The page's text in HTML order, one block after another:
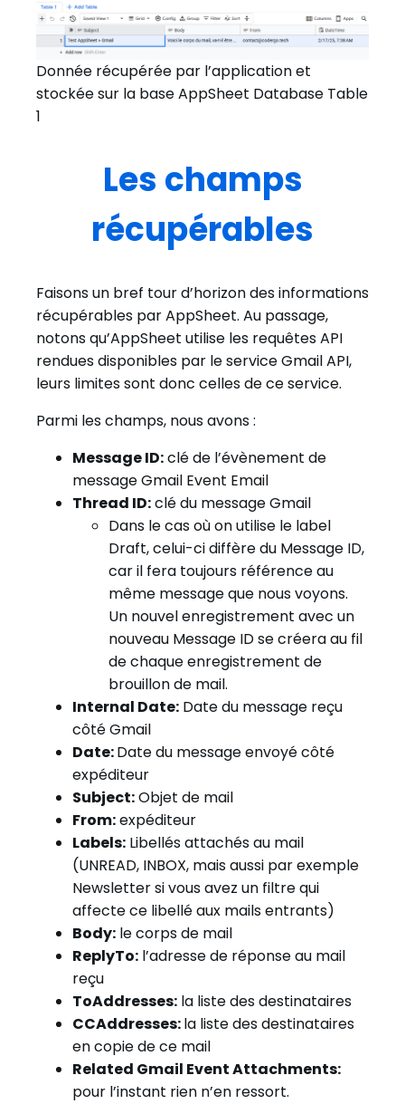
Donnée récupérée par l’application et
stockée sur la base AppSheet Database Table
1
Les champs
récupérables
Faisons un bref tour d’horizon des informations
récupérables par AppSheet. Au passage,
notons qu’AppSheet utilise les requêtes API
rendues disponibles par le service Gmail API,
leurs limites sont donc celles de ce service.
Parmi les champs, nous avons :
Message ID:clé de l’évènement de
message Gmail Event Email
Thread ID:clé du message Gmail
Dans le cas où on utilise le label
Draft, celui-ci diffère du Message ID,
car il fera toujours référence au
même message que nous voyons.
Un nouvel enregistrement avec un
nouveau Message ID se créera au fil
de chaque enregistrement de
brouillon de mail.
Internal Date: Date du message reçu
côté Gmail
Date:Date du message envoyé côté
expéditeur
Subject:Objet de mail
From:expéditeur
Labels: Libellés attachés au mail
(UNREAD, INBOX, mais aussi par exemple
Newsletter si vous avez un filtre qui
affecte ce libellé aux mails entrants)
Body: le corps de mail
ReplyTo: l’adresse de réponse au mail
reçu
ToAddresses: la liste des destinataires
CCAddresses:la liste des destinataires
en copie de ce mail
Related Gmail Event Attachments:
pour l’instant rien n’en ressort.